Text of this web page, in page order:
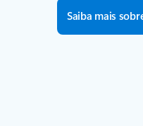
Saiba mais